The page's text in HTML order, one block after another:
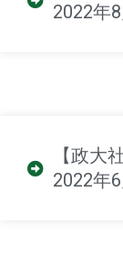
2022年8
【政大
2022年6